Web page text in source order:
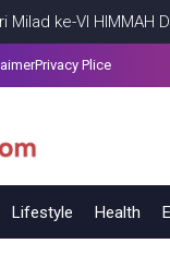
VI HIMMAH DIY
Privacy Plice
Lifestyle Health